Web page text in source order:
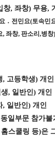
창, 좌창) 무용,
․ 전민요(토속민
, 좌창, 판소리 ,병창)
, 고등학생) 개인
, 일반인 ) 개인
, 일반인 ) 개인
일부문 참가불
홈스쿨링 등)은